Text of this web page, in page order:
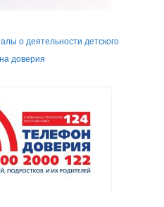
о деятельности детского
доверия